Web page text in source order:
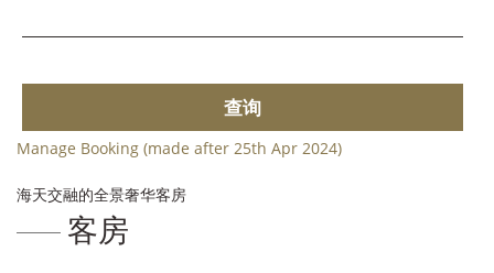
查询
Manage Booking (made after 25th Apr 2024)
海天交融的全景奢华客房
客房